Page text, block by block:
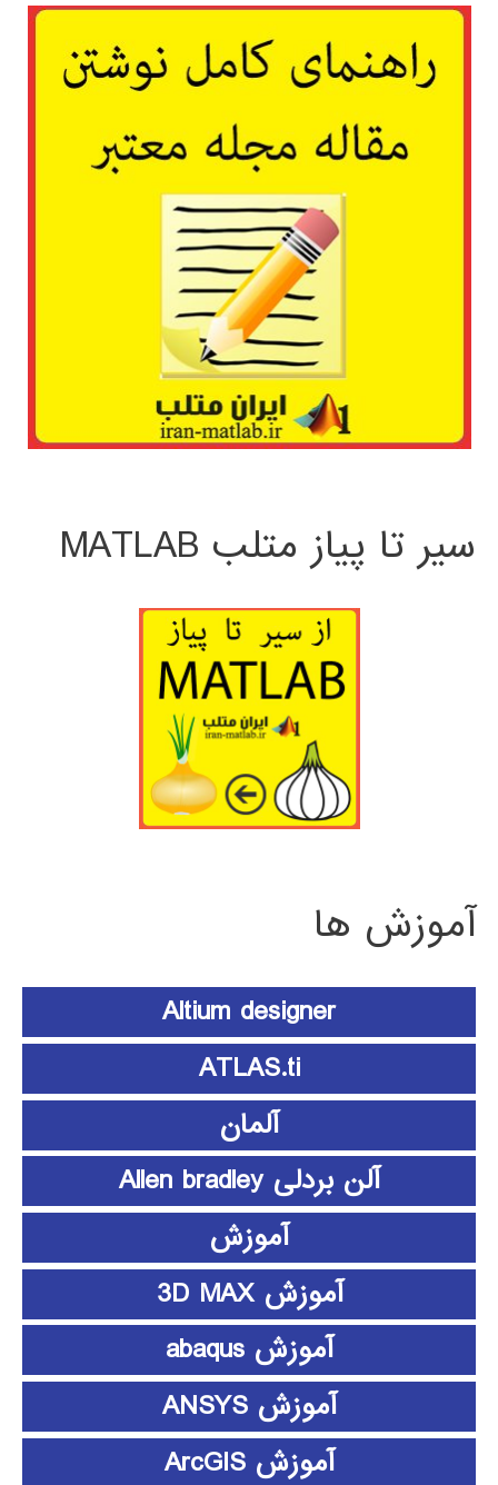
سیر تا پیاز متلب MATLAB
آموزش ها
Altium designer
ATLAS.ti
آلمان
آلن بردلی Allen bradley
آموزش
آموزش 3D MAX
آموزش abaqus
آموزش ANSYS
آموزش ArcGIS